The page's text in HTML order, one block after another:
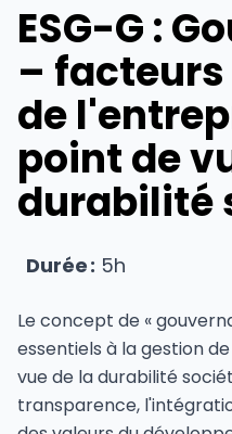
ESG-G :
–
de
point de
durabilité
Durée : 5h
Le concept de «
essentiels à la gestion
vue de la durabilité
transparence,